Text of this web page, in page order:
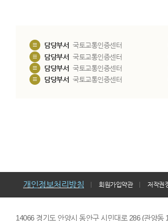
담당부서 국토교통인증센터
담당부서 국토교통인증센터
담당부서 국토교통인증센터
담당부서 국토교통인증센터
개인정보처리방침 회원가입약관 저작권
14066 경기도 안양시 동안구 시민대로 286 (관양